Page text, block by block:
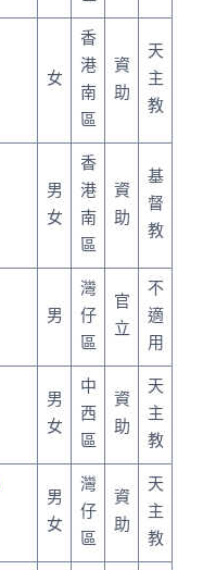
女
香
港
南
區
資
助
天
主
教
男
女
香
港
南
區
資
助
基
督
教
男
灣
仔
區
官
立
不
適
用
男
女
中
西
區
資
助
天
主
教
男
女
灣
仔
區
資
助
天
主
教